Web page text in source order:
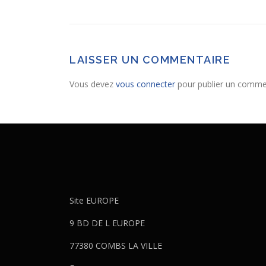
LAISSER UN COMMENTAIRE
Vous devez vous connecter pour publier un
Site EUROPE
9 BD DE L EUROPE
77380 COMBS LA VILLE